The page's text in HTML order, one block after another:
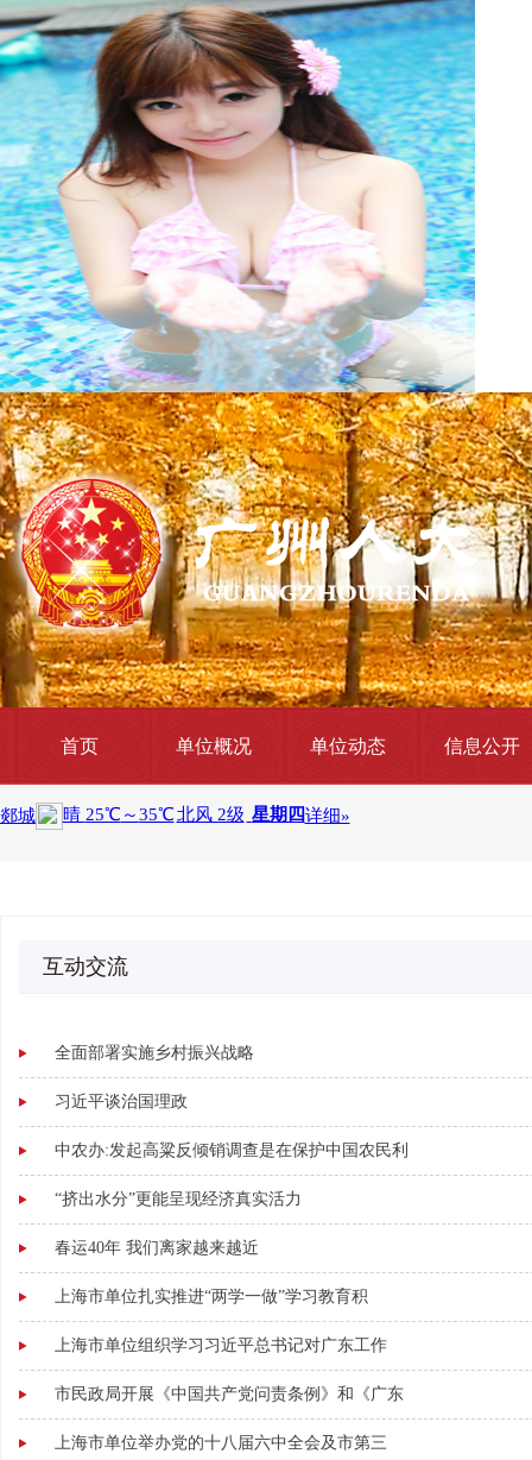
首页 单位概况 单位动态 信息公开
互动交流
全面部署实施乡村振兴战略
习近平谈治国理政
中农办:发起高粱反倾销调查是在保护中国农民利
“挤出水分”更能呈现经济真实活力
春运40年 我们离家越来越近
上海市单位扎实推进“两学一做”学习教育积
上海市单位组织学习习近平总书记对广东工作
市民政局开展《中国共产党问责条例》和《广东
上海市单位举办党的十八届六中全会及市第三